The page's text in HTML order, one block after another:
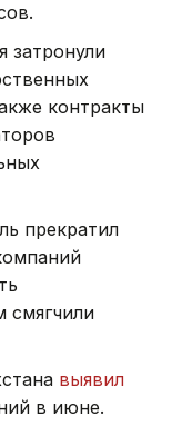
затронули
контракты
прекратил
смягчили
выявил
в июне.